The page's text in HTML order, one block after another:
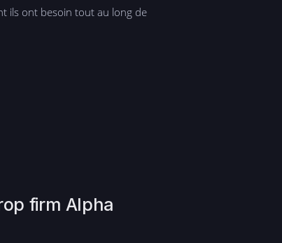
ils ont besoin tout au long de
firm Alpha